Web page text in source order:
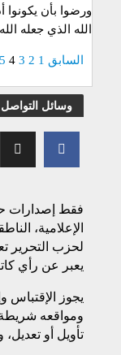
ورضوا بأن
الله الذي جعله
السابق 1
2
3
4
5
وسائل التواصل
فقط إصدارات
الإعلامية،
لحزب التحرير
يعبر عن رأي
يجوز الإقتباس
ومواقعه شريطة
تأويل أو